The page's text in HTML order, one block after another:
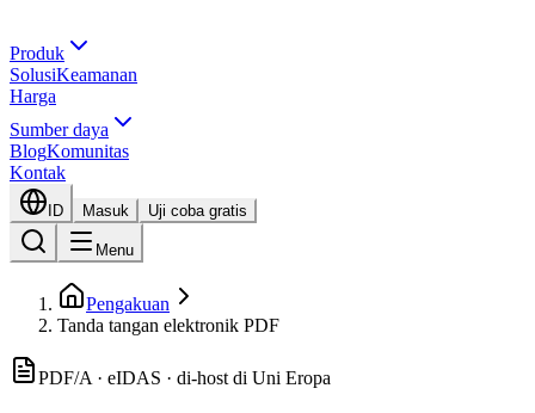
Produk
SolusiKeamanan
Harga
Sumber daya
BlogKomunitas
Kontak
ID Masuk Uji coba gratis
Menu
Pengakuan
Tanda tangan elektronik PDF
PDF/A · eIDAS · di-host di Uni Eropa